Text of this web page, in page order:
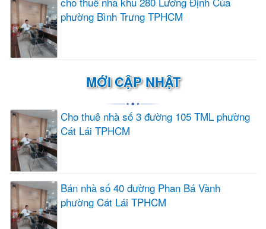
phường Bình Trưng TPHCM
MỚI CẬP NHẬT
Cho thuê nhà số 3 đường 105 TML phường
Cát Lái TPHCM
Bán nhà số 40 đường Phan Bá Vành
phường Cát Lái TPHCM